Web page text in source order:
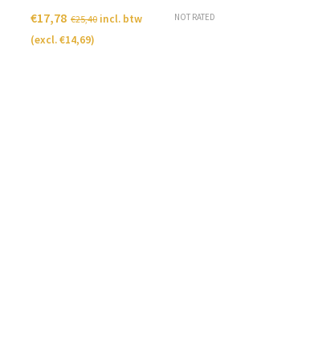
NOT RATED
€25,40
€17,78
incl. btw
(excl.€14,69)